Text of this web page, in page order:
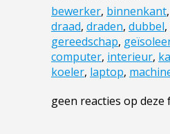
bewerker, binnenkant,
draad, draden, dubbel,
gereedschap,
computer, interieur,
koeler, laptop,
geen reacties op deze